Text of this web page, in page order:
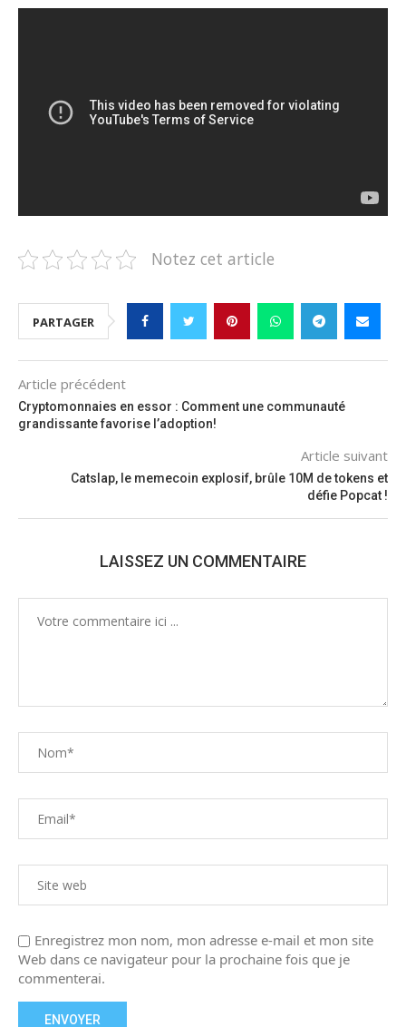
Notez cet article
PARTAGER
Article précédent
Cryptomonnaies en essor : Comment une communauté
grandissante favorise l’adoption!
Article suivant
Catslap, le memecoin explosif, brûle 10M de tokens et
défie Popcat !
LAISSEZ UN COMMENTAIRE
Enregistrez mon nom, mon adresse e-mail et mon site
Web dans ce navigateur pour la prochaine fois que je
commenterai.